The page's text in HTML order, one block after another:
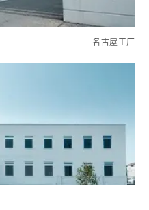
名古屋工厂